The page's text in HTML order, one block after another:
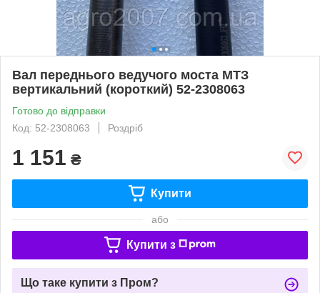
Вал переднього ведучого моста МТЗ
вертикальний (короткий) 52-2308063
Готово до відправки
Код: 52-2308063
Роздріб
1 151 ₴
Купити
або
Купити з
Що таке купити з Пром?